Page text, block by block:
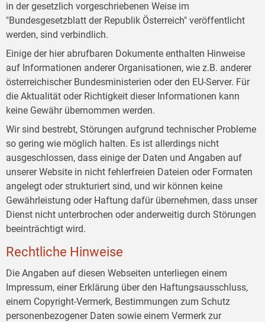
in der gesetzlich vorgeschriebenen Weise im
"Bundesgesetzblatt der Republik Österreich" veröffentlicht
werden, sind verbindlich.
Einige der hier abrufbaren Dokumente enthalten Hinweise
auf Informationen anderer Organisationen, wie z.B. anderer
österreichischer Bundesministerien oder den EU-Server. Für
die Aktualität oder Richtigkeit dieser Informationen kann
keine Gewähr übernommen werden.
Wir sind bestrebt, Störungen aufgrund technischer Probleme
so gering wie möglich halten. Es ist allerdings nicht
ausgeschlossen, dass einige der Daten und Angaben auf
unserer Website in nicht fehlerfreien Dateien oder Formaten
angelegt oder strukturiert sind, und wir können keine
Gewährleistung oder Haftung dafür übernehmen, dass unser
Dienst nicht unterbrochen oder anderweitig durch Störungen
beeinträchtigt wird.
Rechtliche Hinweise
Die Angaben auf diesen Webseiten unterliegen einem
Impressum, einer Erklärung über den Haftungsausschluss,
einem Copyright-Vermerk, Bestimmungen zum Schutz
personenbezogener Daten sowie einem Vermerk zur